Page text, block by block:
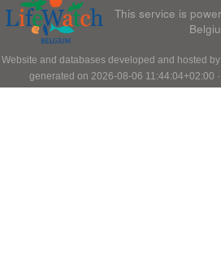
This service is
Website and databases developed and hosted by
generated on 2026-08-06 11:44:04+02:00 ·